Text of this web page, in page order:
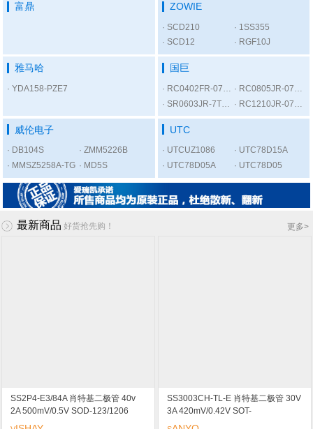
富鼎 ZOWIE
SCD210
1SS355
SCD12
RGF10J
雅马哈
YDA158-PZE7
国巨
RC0402FR-07300RL
RC0805JR-075K6L
SR0603JR-7T1KL
RC1210JR-0756RL
威伦电子
DB104S
ZMM5226B
MMSZ5258A-TG
MD5S
UTC
UTCUZ1086
UTC78D15A
UTC78D05A
UTC78D05
更多>
最新商品 好货抢先购！
SS2P4-E3/84A 肖特基二极管 40v
2A 500mV/0.5V SOD-123/1206
marking/标记 24 低压降
SS3003CH-TL-E 肖特基二极管 30V
3A 420mV/0.42V SOT-
163/CPH6/SOT23-6 marking/标记